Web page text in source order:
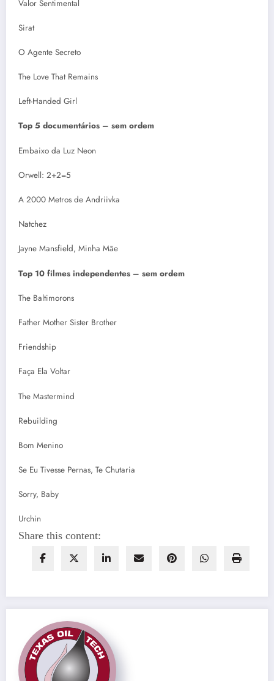
Valor Sentimental
Sirat
O Agente Secreto
The Love That Remains
Left-Handed Girl
Top 5 documentários – sem ordem
Embaixo da Luz Neon
Orwell: 2+2=5
A 2000 Metros de Andriivka
Natchez
Jayne Mansfield, Minha Mãe
Top 10 filmes independentes – sem ordem
The Baltimorons
Father Mother Sister Brother
Friendship
Faça Ela Voltar
The Mastermind
Rebuilding
Bom Menino
Se Eu Tivesse Pernas, Te Chutaria
Sorry, Baby
Urchin
Share this content: